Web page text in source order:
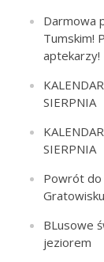
Darmowa
Tumskim!
aptekarzy!
SIERPNIA
SIERPNIA
Powrót do
BLusowe
jeziorem